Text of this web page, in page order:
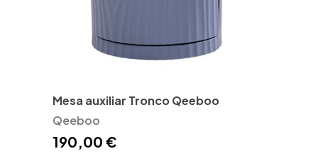
Mesa auxiliar Tronco Qeeboo
Qeeboo
190,00 €